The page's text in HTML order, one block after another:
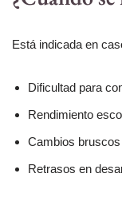
Está indicada en
Dificultad para
Rendimiento
Cambios
Retrasos en